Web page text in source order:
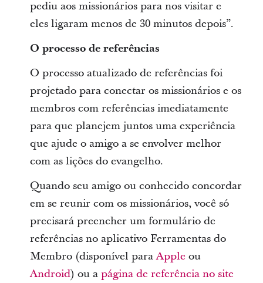
pediu aos missionários para nos visitar e
eles ligaram menos de 30 minutos depois”.
O processo de referências
O processo atualizado de referências foi
projetado para conectar os missionários e os
membros com referências imediatamente
para que planejem juntos uma experiência
que ajude o amigo a se envolver melhor
com as lições do evangelho.
Quando seu amigo ou conhecido concordar
em se reunir com os missionários, você só
precisará preencher um formulário de
referências no aplicativo Ferramentas do
Membro (disponível paraApple ou
Android) ou a página de referência no site